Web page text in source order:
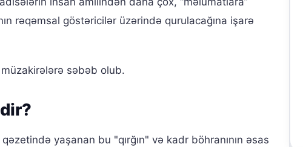
rəqəmsal göstəricilər üzərində qurulacağına işarə
müzakirələrə səbəb olub.
qəzetində yaşanan bu "qırğın" və kadr böhranının əsas